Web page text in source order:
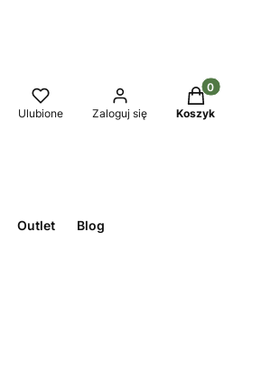
Ulubione Zaloguj się
Produkty w
Koszyk
Outlet Blog